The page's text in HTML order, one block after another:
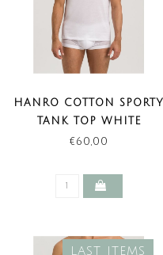
HANRO COTTON SPORTY
TANK TOP WHITE
€60,00
LAST ITEMS